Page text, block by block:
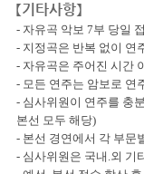
【기타사항】
- 자유곡 악보 7부 당일
- 지정곡은 반복 없이 연
- 자유곡은 주어진 시간
- 모든 연주는 암보로 연
- 심사위원이 연주를 충
본선 모두 해당)
- 본선 경연에서 각 부문
- 심사위원은 국내 .외 기